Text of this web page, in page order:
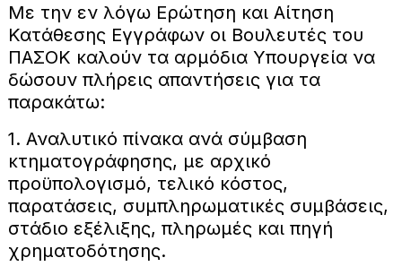
Με την εν λόγω Ερώτηση και Αίτηση
Κατάθεσης Εγγράφων οι Βουλευτές του
ΠΑΣΟΚ καλούν τα αρμόδια Υπουργεία να
δώσουν πλήρεις απαντήσεις για τα
παρακάτω:
1. Αναλυτικό πίνακα ανά σύμβαση
κτηματογράφησης, με αρχικό
προϋπολογισμό, τελικό κόστος,
παρατάσεις, συμπληρωματικές συμβάσεις,
στάδιο εξέλιξης, πληρωμές και πηγή
χρηματοδότησης.